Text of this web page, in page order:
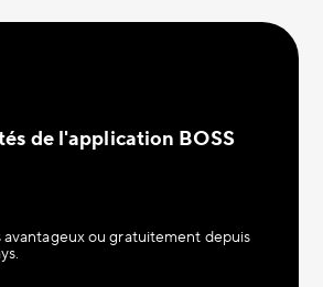
de l'application BOSS
avantageux ou gratuitement depuis